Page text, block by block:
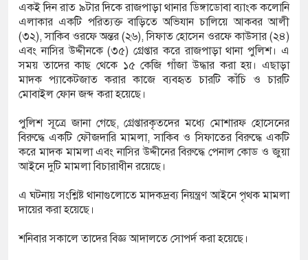
একই দিন রাত ৯টার দিকে রাজপাড়া থানার ডিঙ্গাডোবা ব্যাংক কলোনি
এলাকার একটি পরিত্যক্ত বাড়িতে অভিযান চালিয়ে আকবর আলী
(৩২), সাকিব ওরফে অন্তর (২৬), সিফাত হোসেন ওরফে কাউসার (২৪)
এবং নাসির উদ্দীনকে (৩৫) গ্রেপ্তার করে রাজপাড়া থানা পুলিশ। এ
সময় তাদের কাছ থেকে ১৫ কেজি গাঁজা উদ্ধার করা হয়। এছাড়া
মাদক প্যাকেটজাত করার কাজে ব্যবহৃত চারটি কাঁচি ও চারটি
মোবাইল ফোন জব্দ করা হয়েছে।
পুলিশ সূত্রে জানা গেছে, গ্রেপ্তারকৃতদের মধ্যে মোশারফ হোসেনের
বিরুদ্ধে একটি ফৌজদারি মামলা, সাকিব ও সিফাতের বিরুদ্ধে একটি
করে মাদক মামলা এবং নাসির উদ্দীনের বিরুদ্ধে পেনাল কোড ও জুয়া
আইনে দুটি মামলা বিচারাধীন রয়েছে।
এ ঘটনায় সংশ্লিষ্ট থানাগুলোতে মাদকদ্রব্য নিয়ন্ত্রণ আইনে পৃথক মামলা
দায়ের করা হয়েছে।
শনিবার সকালে তাদের বিজ্ঞ আদালতে সোপর্দ করা হয়েছে।